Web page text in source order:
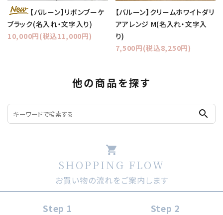
【バルーン】リボンブーケ
ブラック(名入れ・文字入り)
10,000円(税込11,000円)
【バルーン】クリームホワイトダリ
アアレンジ M(名入れ・文字入
り)
7,500円(税込8,250円)
他の商品を探す
search
shopping_cart
SHOPPING FLOW
お買い物の流れをご案内します
Step 1 Step 2